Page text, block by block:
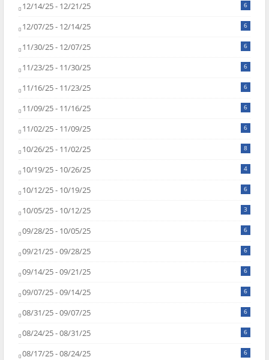
12/14/25 - 12/21/25 6
12/07/25 - 12/14/25 6
11/30/25 - 12/07/25 6
11/23/25 - 11/30/25 6
11/16/25 - 11/23/25 6
11/09/25 - 11/16/25 6
11/02/25 - 11/09/25 6
10/26/25 - 11/02/25 8
10/19/25 - 10/26/25 4
10/12/25 - 10/19/25 6
10/05/25 - 10/12/25 3
09/28/25 - 10/05/25 6
09/21/25 - 09/28/25 6
09/14/25 - 09/21/25 6
09/07/25 - 09/14/25 6
08/31/25 - 09/07/25 6
08/24/25 - 08/31/25 6
08/17/25 - 08/24/25 6